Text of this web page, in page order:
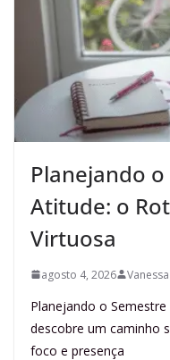
Planejando
Atitude: o
Virtuosa
agosto 4, 2026
Planejando o
descobre um caminho
foco e presença